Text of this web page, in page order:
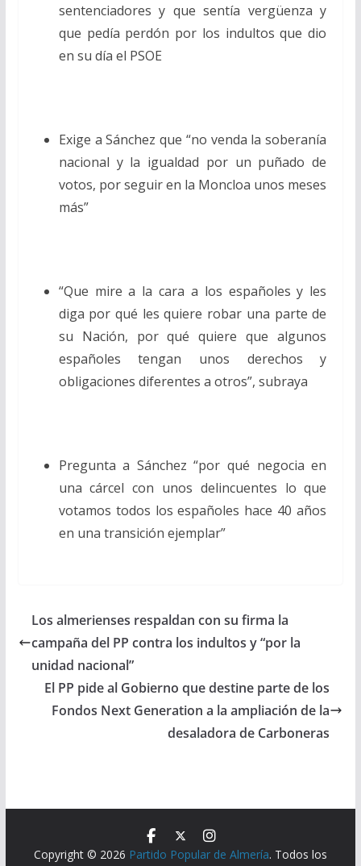
sentenciadores y que sentía vergüenza y
que pedía perdón por los indultos que dio
en su día el PSOE
Exige a Sánchez que “no venda la soberanía
nacional y la igualdad por un puñado de
votos, por seguir en la Moncloa unos meses
más”
“Que mire a la cara a los españoles y les
diga por qué les quiere robar una parte de
su Nación, por qué quiere que algunos
españoles tengan unos derechos y
obligaciones diferentes a otros”, subraya
Pregunta a Sánchez “por qué negocia en
una cárcel con unos delincuentes lo que
votamos todos los españoles hace 40 años
en una transición ejemplar”
Los almerienses respaldan con su firma la
campaña del PP contra los indultos y “por la
unidad nacional”
El PP pide al Gobierno que destine parte de los
Fondos Next Generation a la ampliación de la
desaladora de Carboneras
Copyright © 2026 Partido Popular de Almería. Todos los